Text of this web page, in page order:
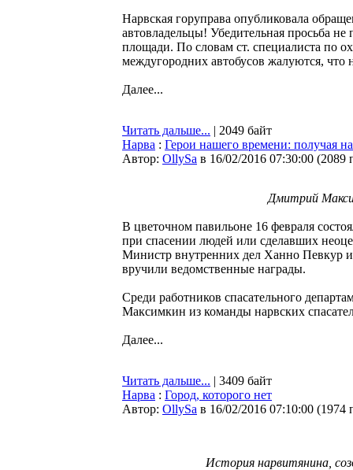
Нарвская горуправа опубликовала
автовладельцы! Убедительная просьба
площади. По словам ст. специалиста по
междугородних автобусов жалуются, что
Далее...
Читать дальше... | 2049 байт
Нарва : Герои нашего времени: получая
Автор: OllySa в 16/02/2016 07:30:00 (2089
Дмитрий
В цветочном павильоне 16 февраля
при спасении людей или сделавших
Министр внутренних дел Ханно Певкур и
вручили ведомственные награды.
Среди работников спасательного
Максимкин из команды нарвских
Далее...
Читать дальше... | 3409 байт
Нарва : Город, которого нет
Автор: OllySa в 16/02/2016 07:10:00 (1974
История нарвитянина,